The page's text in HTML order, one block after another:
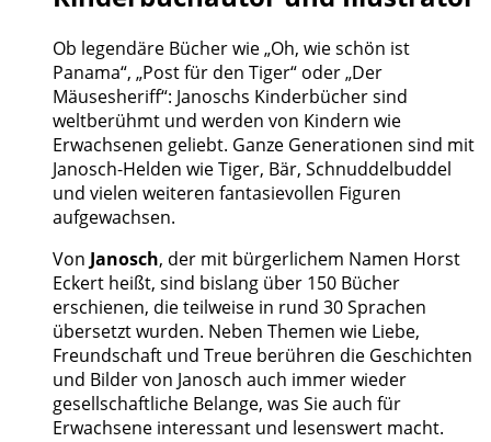
Ob legendäre Bücher wie „Oh, wie schön ist
Panama“, „Post für den Tiger“ oder „Der
Mäusesheriff“: Janoschs Kinderbücher sind
weltberühmt und werden von Kindern wie
Erwachsenen geliebt. Ganze Generationen sind mit
Janosch-Helden wie Tiger, Bär, Schnuddelbuddel
und vielen weiteren fantasievollen Figuren
aufgewachsen.
Von Janosch, der mit bürgerlichem Namen Horst
Eckert heißt, sind bislang über 150 Bücher
erschienen, die teilweise in rund 30 Sprachen
übersetzt wurden. Neben Themen wie Liebe,
Freundschaft und Treue berühren die Geschichten
und Bilder von Janosch auch immer wieder
gesellschaftliche Belange, was Sie auch für
Erwachsene interessant und lesenswert macht.